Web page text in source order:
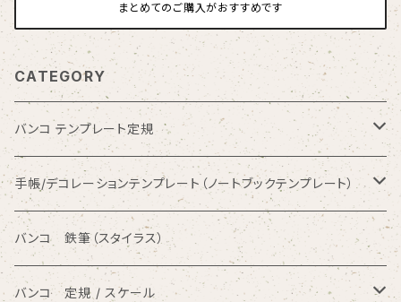
まとめてのご購入がおすすめです
CATEGORY
バンコ テンプレート定規
数字入りテンプレート定規
ひらがな入りテンプレート定規
アルファベット入りテンプレート定規
手帳/デコレーションテンプレート（ノートブックテンプレート）
バンコ ノートブックテンプレート（カードサイズ）
バンコ ルーラースリム（定規型）
バンコ 鉄筆（スタイラス）
バンコ 定規 / スケール